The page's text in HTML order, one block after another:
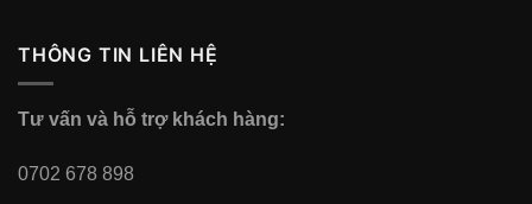
THÔNG TIN LIÊN HỆ
Tư vấn và hỗ trợ khách hàng:
0702 678 898